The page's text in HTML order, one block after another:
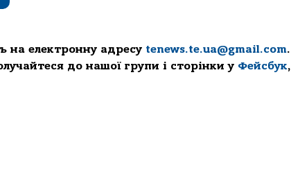
на електронну адресу tenews.te.ua@gmail.com.
до нашої групи і сторінки у Фейсбук,